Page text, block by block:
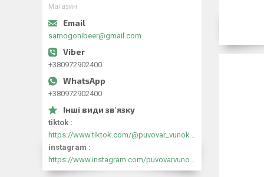
Магазин
samogonibeer@gmail.com
+380972902400
+380972902400
tiktok
instagram